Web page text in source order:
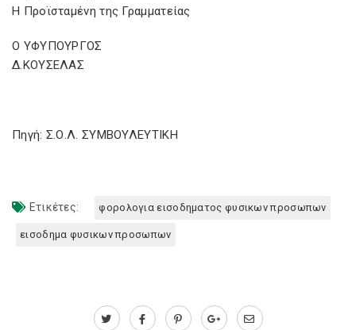
Η Προϊσταμένη της Γραμματείας
Ο ΥΦΥΠΟΥΡΓΟΣ
Δ.ΚΟΥΣΕΛΑΣ
Πηγή: Σ.Ο.Λ. ΣΥΜΒΟΥΛΕΥΤΙΚΗ
Ετικέτες: φορολογια εισοδηματος φυσικων προσωπων
εισοδημα φυσικων προσωπων